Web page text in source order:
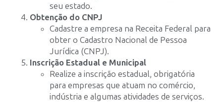
seu estado.
Obtenção do CNPJ
Cadastre a empresa na Receita Federal para
obter o Cadastro Nacional de Pessoa
Jurídica (CNPJ).
Inscrição Estadual e Municipal
Realize a inscrição estadual, obrigatória
para empresas que atuam no comércio,
indústria e algumas atividades de serviços.